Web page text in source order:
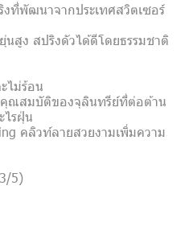
ที่พัฒนาจากประเทศสวิตเซอร์
นสูง สปริงดัวได้ดีโดยธรรมชาติ
ไม่ร้อน
คุณสมบัติของจุลินทรีย์ที่ต่อต้าน
ไรฝุ่น
คลิวท์ลายสวยงามเพิ่มความ
5)